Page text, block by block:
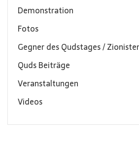
Demonstration
Fotos
Gegner des Qudstages /
Quds Beiträge
Veranstaltungen
Videos